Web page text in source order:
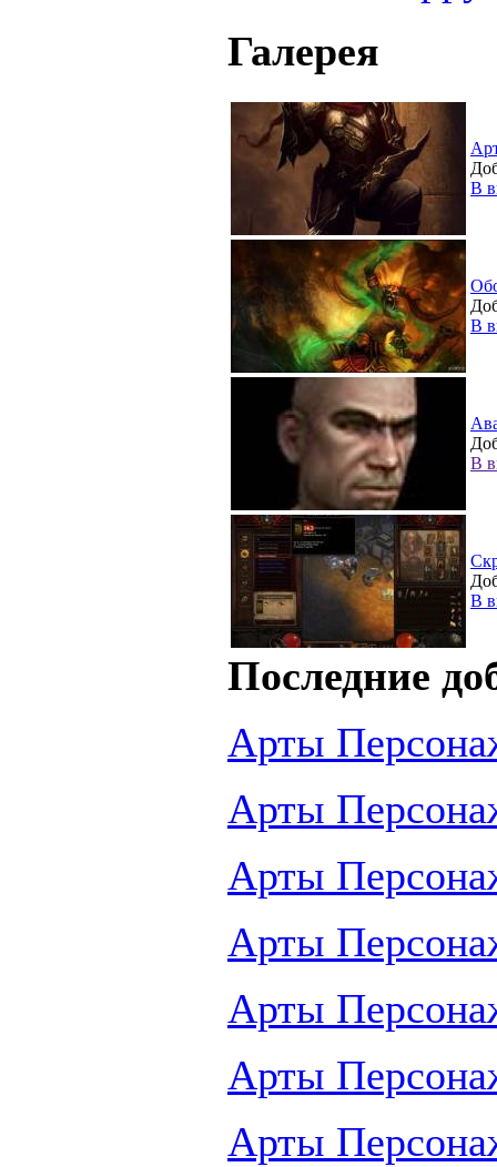
Галерея
В
В
В
В
Последние
Арты
Арты
Арты
Арты
Арты
Арты
Арты